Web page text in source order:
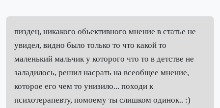
пиздец, никакого обьективного мнение в статье не
увидел, видно было только то что какой то
маленький мальчик у которого что то в детстве не
заладилось, решил насрать на всеобщее мнение,
которое его чем то унизило... походи к
психотерапевту, помоему ты слишком одинок.. :)